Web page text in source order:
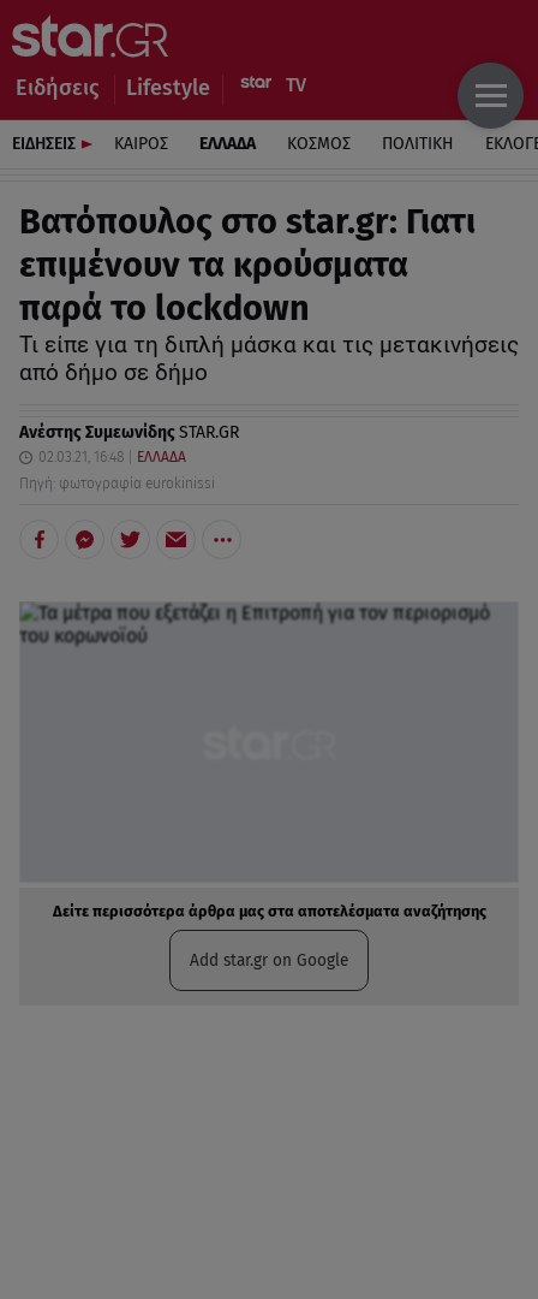
Ειδήσεις Lifestyle
ΕΙΔΗΣΕΙΣ ΚΑΙΡΟΣ ΕΛΛΑΔΑ ΚΟΣΜΟΣ ΠΟΛΙΤΙΚΗ
Βατόπουλος στο star.gr: Γιατι
επιμένουν τα κρούσματα
παρά το lockdown
Τι είπε για τη διπλή μάσκα και τις μετακινήσεις
από δήμο σε δήμο
Ανέστης ΣυμεωνίδηςSTAR.GR
02.03.21, 16:48
ΕΛΛΑΔΑ
Πηγή: φωτογραφία eurokinissi
Δείτε περισσότερα άρθρα μας στα αποτελέσματα αναζήτησης
Add star.gr on Google